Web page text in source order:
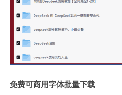
免费可商用字体批量下载